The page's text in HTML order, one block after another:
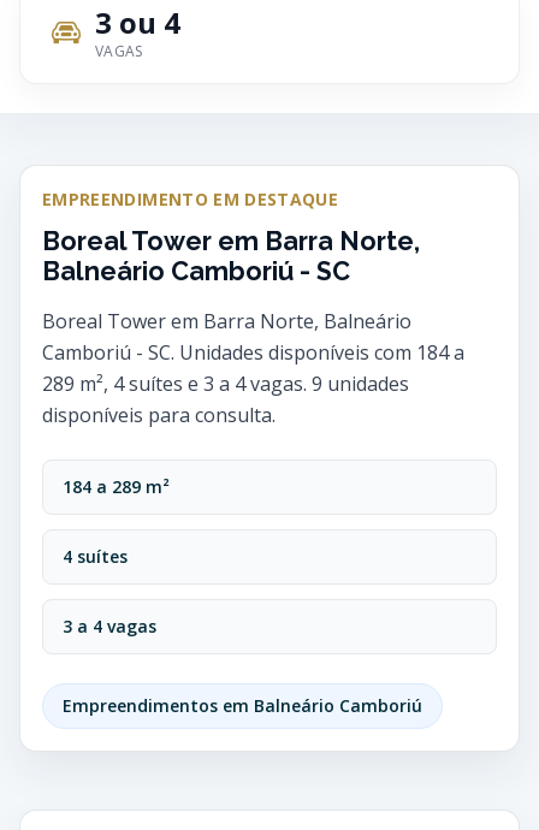
3 ou 4
VAGAS
EMPREENDIMENTO EM DESTAQUE
Boreal Tower em Barra Norte,
Balneário Camboriú - SC
Boreal Tower em Barra Norte, Balneário
Camboriú - SC. Unidades disponíveis com 184 a
289 m², 4 suítes e 3 a 4 vagas. 9 unidades
disponíveis para consulta.
184 a 289 m²
4 suítes
3 a 4 vagas
Empreendimentos em Balneário Camboriú